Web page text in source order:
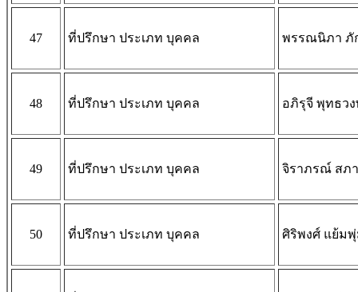
47 ที่ปรึกษา ประเภท บุคคล พรรณนิภา ภั
48 ที่ปรึกษา ประเภท บุคคล อภิรุจี พุทธว
49 ที่ปรึกษา ประเภท บุคคล จิราภรณ์ สภา
50 ที่ปรึกษา ประเภท บุคคล ศิริพงศ์ แย้ม